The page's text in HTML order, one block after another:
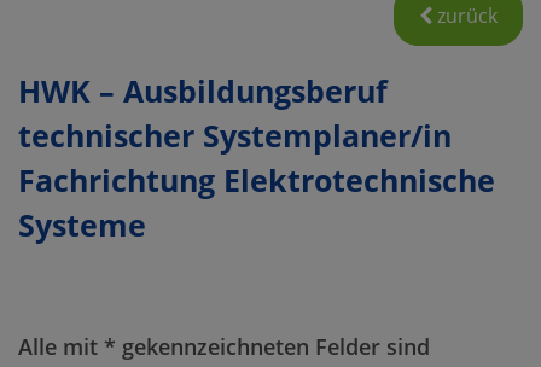
zurück
HWK – Ausbildungsberuf
technischer Systemplaner/in
Fachrichtung Elektrotechnische
Systeme
Alle mit * gekennzeichneten Felder sind